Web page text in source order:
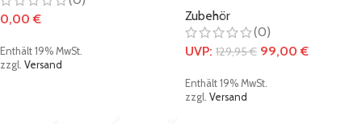
0,00€
Enthält 19% MwSt.
zzgl. Versand
Zubehör
(0)
UVP: 129,95€ 99,00€
Enthält 19% MwSt.
zzgl. Versand